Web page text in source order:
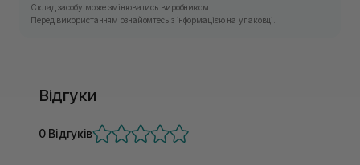
Склад засобу може змінюватись виробником.
Перед використанням ознайомтесь з інформацією на упаковці.
Відгуки
0 Відгуків